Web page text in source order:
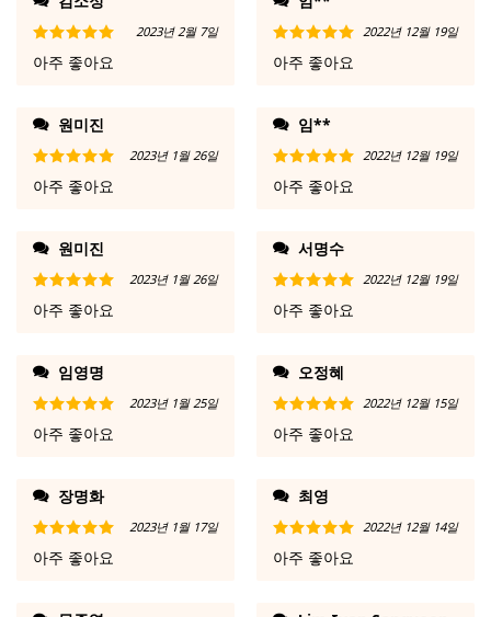
5 중에서5
로 평가됨
2023년 2월 7일
아주 좋아요
원미진
5 중에서5
로 평가됨
2023년 1월 26일
아주 좋아요
원미진
5 중에서5
로 평가됨
2023년 1월 26일
아주 좋아요
임영명
5 중에서5
로 평가됨
2023년 1월 25일
아주 좋아요
장명화
5 중에서5
로 평가됨
2023년 1월 17일
아주 좋아요
5 중에서5
로 평가됨
2022년 12월 19일
아주 좋아요
임**
5 중에서5
로 평가됨
2022년 12월 19일
아주 좋아요
서명수
5 중에서5
로 평가됨
2022년 12월 19일
아주 좋아요
오정혜
5 중에서5
로 평가됨
2022년 12월 15일
아주 좋아요
최영
5 중에서5
로 평가됨
2022년 12월 14일
아주 좋아요